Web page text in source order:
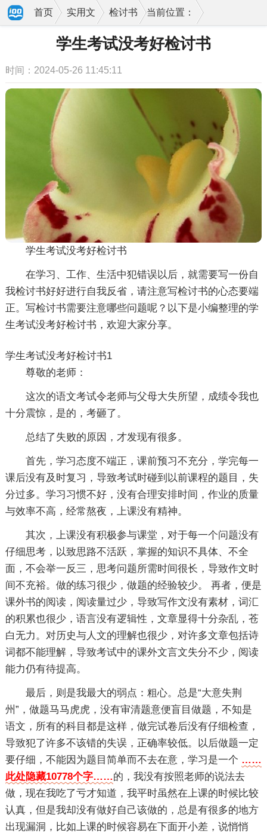
当前位置：
首页 实用文 检讨书
学生考试没考好检讨书
时间：2024-05-26 11:45:11
学生考试没考好检讨书
在学习、工作、生活中犯错误以后，就需要写一份自
我检讨书好好进行自我反省，请注意写检讨书的心态要端
正。写检讨书需要注意哪些问题呢？以下是小编整理的学
生考试没考好检讨书，欢迎大家分享。
学生考试没考好检讨书1
尊敬的老师：
这次的语文考试令老师与父母大失所望，成绩令我也
十分震惊，是的，考砸了。
总结了失败的原因，才发现有很多。
首先，学习态度不端正，课前预习不充分，学完每一
课后没有及时复习，导致考试时碰到以前课程的题目，失
分过多。学习习惯不好，没有合理安排时间，作业的质量
与效率不高，经常熬夜，上课没有精神。
其次，上课没有积极参与课堂，对于每一个问题没有
仔细思考，以致思路不活跃，掌握的知识不具体、不全
面，不会举一反三，思考问题所需时间很长，导致作文时
间不充裕。做的练习很少，做题的经验较少。 再者，便是
课外书的阅读，阅读量过少，导致写作文没有素材，词汇
的积累也很少，语言没有逻辑性，文章显得十分杂乱，苍
白无力。对历史与人文的理解也很少，对许多文章包括诗
词都不能理解，导致考试中的课外文言文失分不少，阅读
能力仍有待提高。
最后，则是我最大的弱点：粗心。总是“大意失荆
州”，做题马马虎虎，没有审清题意便盲目做题，不知是
语文，所有的科目都是这样，做完试卷后没有仔细检查，
导致犯了许多不该错的失误，正确率较低。以后做题一定
要仔细，不能因为题目简单而不去在意，学习是一个 ……
此处隐藏10778个字……的，我没有按照老师的说法去
做，现在我吃了亏才知道，我平时虽然在上课的时候比较
认真，但是我却没有做好自己该做的，总是有很多的地方
出现漏洞，比如上课的时候容易在下面开小差，说悄悄